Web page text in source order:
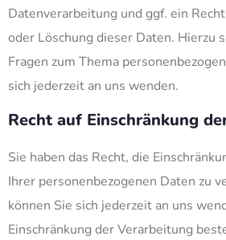
Datenverarbeitung und ggf. ein
oder Löschung dieser Daten. Hierzu
Fragen zum Thema
sich jederzeit an uns wenden.
Recht auf Einschränkung
Sie haben das Recht, die
Ihrer personenbezogenen Daten zu
können Sie sich jederzeit an uns
Einschränkung der Verarbeitung